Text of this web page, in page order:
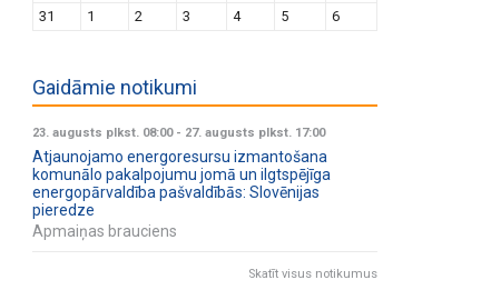
31
1 2 3 4 5 6
Gaidāmie notikumi
23. augusts plkst. 08:00- 27. augusts plkst. 17:00
Atjaunojamo energoresursu izmantošana
komunālo pakalpojumu jomā un ilgtspējīga
energopārvaldība pašvaldībās: Slovēnijas
pieredze
Apmaiņas brauciens
Skatīt visus notikumus